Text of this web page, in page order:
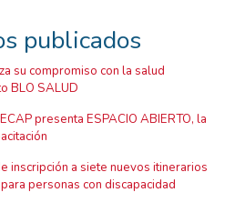
publicados
su compromiso con la salud
BLO SALUD
presenta ESPACIO ABIERTO, la
inscripción a siete nuevos itinerarios
personas con discapacidad